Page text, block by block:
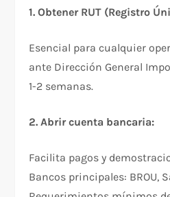
1. Obtener RUT (Registro
Esencial para cualquier
ante Dirección General
1-2 semanas.​
2. Abrir cuenta bancaria:
Facilita pagos y
Bancos principales: BROU,